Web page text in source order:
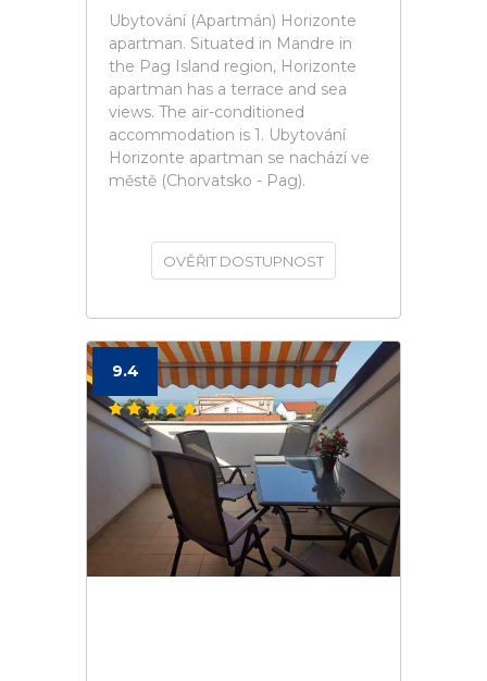
Ubytování (Apartmán) Horizonte
apartman. Situated in Mandre in
the Pag Island region, Horizonte
apartman has a terrace and sea
views. The air-conditioned
accommodation is 1. Ubytování
Horizonte apartman se nachází ve
městě (Chorvatsko - Pag).
OVĚŘIT DOSTUPNOST
9.4